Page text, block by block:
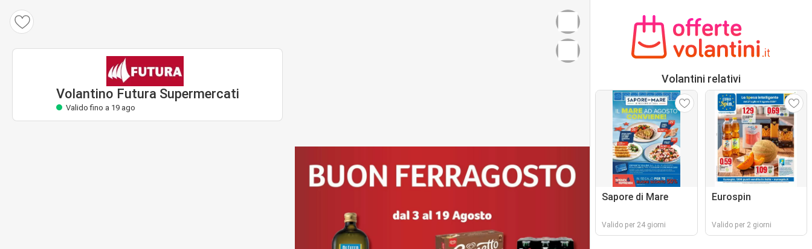
Volantino Futura Supermercati
Valido fino a 19 ago
Volantini relativi
Sapore di Mare
Valido per 24 giorni
Eurospin
Valido per 2 giorni